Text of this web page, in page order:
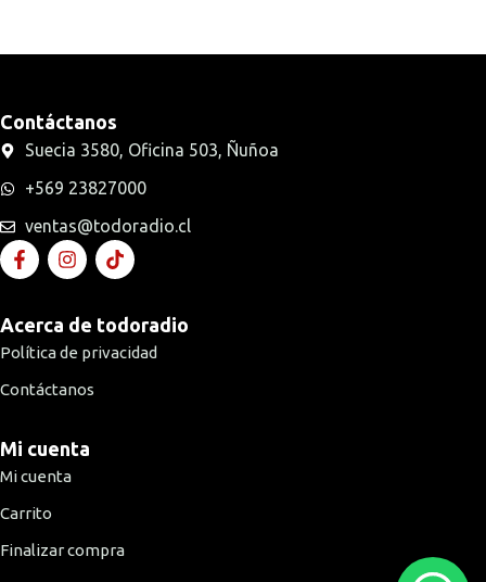
Contáctanos
Suecia 3580, Oficina 503, Ñuñoa
+569 23827000
ventas@todoradio.cl
Acerca de todoradio
Política de privacidad
Contáctanos
Mi cuenta
Mi cuenta
Carrito
Finalizar compra